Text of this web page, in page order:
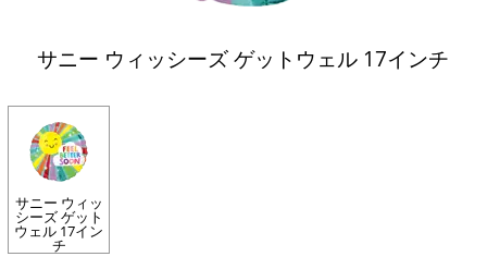
サニー ウィッシーズ ゲットウェル 17インチ
サニー ウィッ
シーズ ゲット
ウェル 17イン
チ